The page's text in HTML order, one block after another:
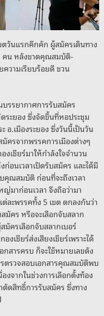
วันแรกคึกคัก ผู้สมัครเดินทาง
คน หลังขาดคุณสมบัติ-
วามเรียบร้อยดี ชวน
รรยากาศการรับสมัคร
ระยอง ซึ่งจัดขึ้นที่หอประชุม
อ.เมืองระยอง ซึ่งวันนี้เป็นวัน
ครจากพรรคการเมืองต่างๆ
เชียร์มาให้กำลังใจจำนวน
อนเวลาเปิดรับสมัคร และได้มี
คุณสมบัติ ก่อนที่จะถึงเวลา
มาก่อนเวลา จึงถือว่ามา
ละพรรคทั้ง 5 เขต ตกลงกันว่า
มัคร หรือจะเลือกจับสลาก
มัครเลือกจับสลากเบอร์
เชียร์ส่งเสียงเชียร์เพราะได้
สารครบ ก็จะใช้หมายเลขดัง
รตรวจสอบเอกสารคุณสมบัติพบ
จากในช่วงการเลือกตั้งท้อง
ตัดสิทธิ์การรับสมัคร ซึ่งทาง